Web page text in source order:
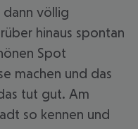
dann völlig
hinaus spontan
Spot
machen und das
tut gut. Am
so kennen und